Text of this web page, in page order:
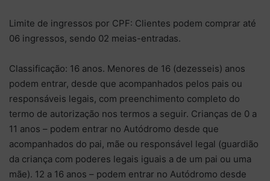
Limite de ingressos por CPF: Clientes podem comprar até
06 ingressos, sendo 02 meias-entradas.
Classificação: 16 anos. Menores de 16 (dezesseis) anos
podem entrar, desde que acompanhados pelos pais ou
responsáveis legais, com preenchimento completo do
termo de autorização nos termos a seguir. Crianças de 0 a
11 anos – podem entrar no Autódromo desde que
acompanhados do pai, mãe ou responsável legal (guardião
da criança com poderes legais iguais a de um pai ou uma
mãe). 12 a 16 anos – podem entrar no Autódromo desde